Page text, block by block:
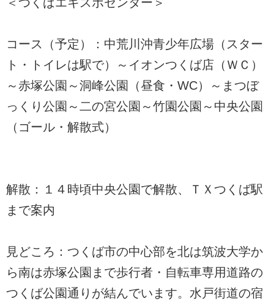
コース（予定）：中荒川沖青少年広場（スター
ト・トイレは駅で）～イオンつくば店（ＷＣ）
～赤塚公園～洞峰公園（昼食・WC）～まつぼ
っくり公園～二の宮公園～竹園公園～中央公園
（ゴール・解散式）
解散：１４時頃中央公園で解散、ＴＸつくば駅
まで案内
見どころ：つくば市の中心部を北は筑波大学か
ら南は赤塚公園まで歩行者・自転車専用道路の
つくば公園通りが結んでいます。水戸街道の宿